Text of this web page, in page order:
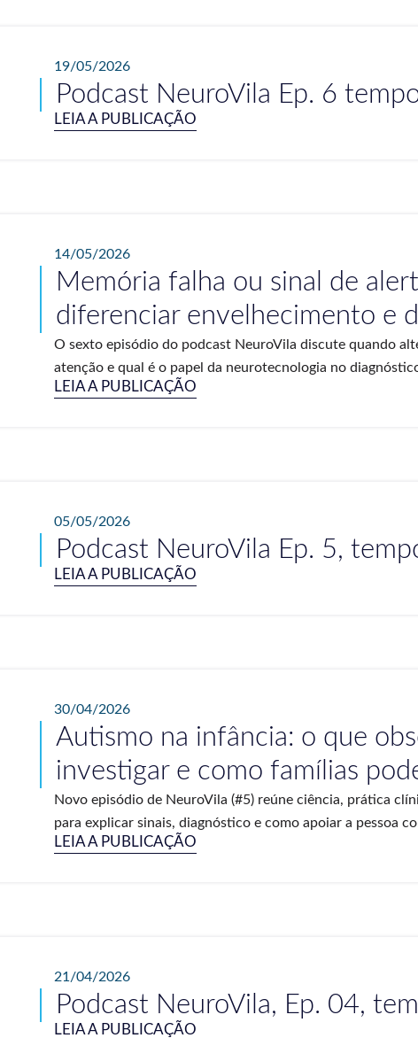
19/05/2026
Podcast NeuroVila Ep. 6
LEIA A PUBLICAÇÃO
14/05/2026
Memória falha ou sinal de
diferenciar envelhecimento e
O sexto episódio do podcast NeuroVila discute quando
atenção e qual é o papel da neurotecnologia no
LEIA A PUBLICAÇÃO
05/05/2026
Podcast NeuroVila Ep. 5,
LEIA A PUBLICAÇÃO
30/04/2026
Autismo na infância: o que
investigar e como famílias
Novo episódio de NeuroVila (#5) reúne ciência, prática
para explicar sinais, diagnóstico e como apoiar a pessoa
LEIA A PUBLICAÇÃO
21/04/2026
Podcast NeuroVila, Ep. 04,
LEIA A PUBLICAÇÃO